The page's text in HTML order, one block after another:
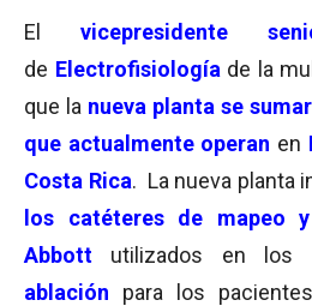
El vicepresidente
de Electrofisiología de la
que la nueva planta se
que actualmente operan en
Costa Rica. La nueva planta
los catéteres de mapeo
Abbott utilizados en los
ablación
para los